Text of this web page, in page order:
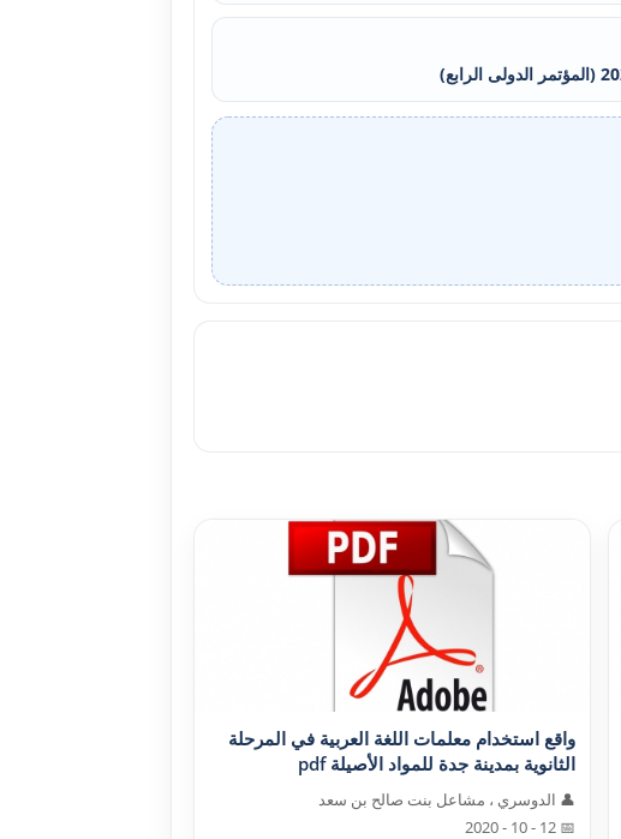
واقع استخدام معلمات اللغة العربية في المرحلة
الثانوية بمدينة جدة للمواد الأصيلة pdf
👤 الدوسري ، مشاعل بنت صالح بن سعد
📅 12 - 10 - 2020